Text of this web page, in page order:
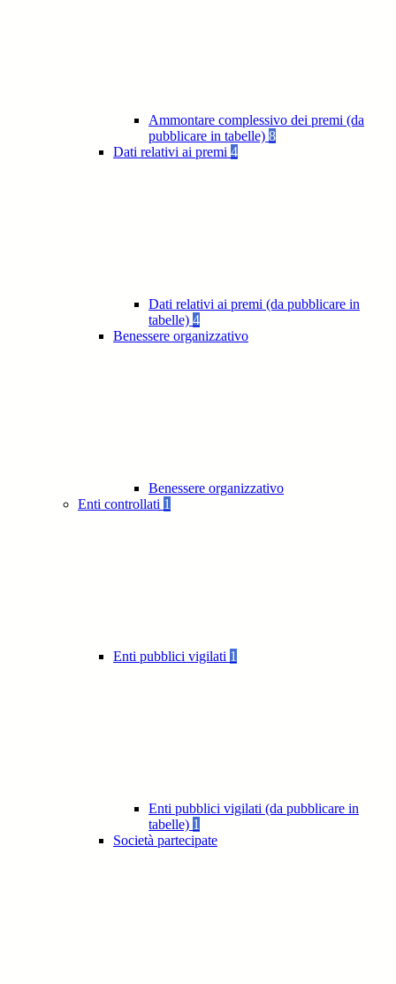
Ammontare complessivo dei premi (da
pubblicare in tabelle) 8
Dati relativi ai premi 4
Dati relativi ai premi (da pubblicare in
tabelle) 4
Benessere organizzativo
Benessere organizzativo
Enti controllati 1
Enti pubblici vigilati 1
Enti pubblici vigilati (da pubblicare in
tabelle) 1
Società partecipate